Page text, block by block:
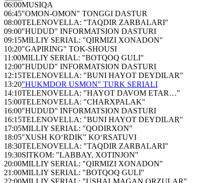
06:00MUSIQA
06:45"OMON-OMON" TONGGI DASTUR
08:00TELENOVELLA: "TAQDIR ZARBALARI"
09:00"HUDUD" INFORMATSION DASTURI
09:15MILLIY SERIAL: "QIRMIZI XONADON"
10:20"GAPIRING" TOK-SHOUSI
11:00MILLIY SERIAL: "BOTQOQ GULI"
12:00"HUDUD" INFORMATSION DASTURI
12:15TELENOVELLA: "BUNI HAYOT DEYDILAR"
13:20"HUKMDOR USMON" TURK SERIALI
14:10TELENOVELLA: "HAYOT DAVOM ETAR…"
15:00TELENOVELLA: "CHARXPALAK"
16:00"HUDUD" INFORMATSION DASTURI
16:15TELENOVELLA: "BUNI HAYOT DEYDILAR"
17:05MILLIY SERIAL: "QODIRXON"
18:05"XUSH KO‘RDIK" KO‘RSATUVI
18:30TELENOVELLA: "TAQDIR ZARBALARI"
19:30SITKOM: "LABBAY, XOTINJON"
20:00MILLIY SERIAL: "QIRMIZI XONADON"
21:00MILLIY SERIAL: "BOTQOQ GULI"